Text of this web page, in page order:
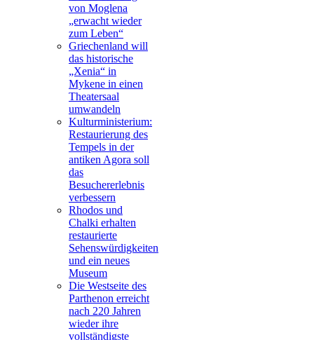
von Moglena
„erwacht wieder
zum Leben“
Griechenland will
das historische
„Xenia“ in
Mykene in einen
Theatersaal
umwandeln
Kulturministerium:
Restaurierung des
Tempels in der
antiken Agora soll
das
Besuchererlebnis
verbessern
Rhodos und
Chalki erhalten
restaurierte
Sehenswürdigkeiten
und ein neues
Museum
Die Westseite des
Parthenon erreicht
nach 220 Jahren
wieder ihre
vollständigste